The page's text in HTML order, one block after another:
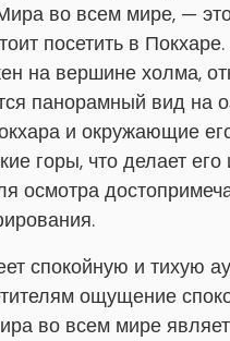
во всем мире, —
посетить в
на вершине холма,
панорамный вид на
и окружающие
горы, что делает
осмотра
спокойную и тихую
ощущение
во всем мире